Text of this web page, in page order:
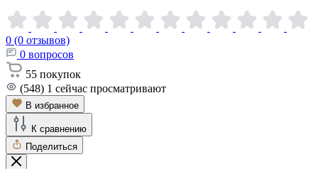
0 (0 отзывов)
0 вопросов
55 покупок
(548) 1 сейчас просматривают
В избранное
К сравнению
Поделиться